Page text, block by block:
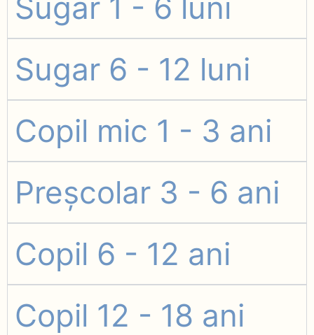
Sugar 1 - 6 luni
Sugar 6 - 12 luni
Copil mic 1 - 3 ani
Preșcolar 3 - 6 ani
Copil 6 - 12 ani
Copil 12 - 18 ani